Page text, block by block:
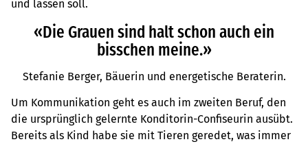
und lassen soll.
«Die Grauen sind halt schon auch ein
bisschen meine.»
Stefanie Berger, Bäuerin und energetische Beraterin.
Um Kommunikation geht es auch im zweiten Beruf, den
die ursprünglich gelernte Konditorin-Confiseurin ausübt.
Bereits als Kind habe sie mit Tieren geredet, was immer